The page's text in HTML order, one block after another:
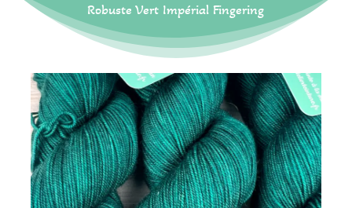
Robuste Vert Impérial Fingering